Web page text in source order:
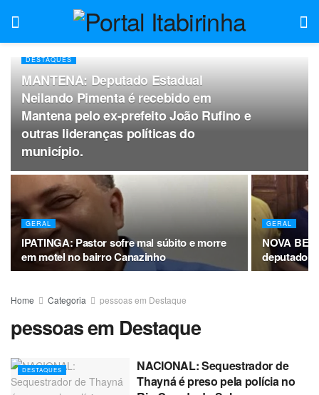
DESTAQUES
MANTENA: Deputado Estadual
Neilando Pimenta é recebido em
Mantena pelo ex-prefeito João Rufino e
outras lideranças políticas do
município.
GERAL
IPATINGA: Pastor sofre mal súbito e morre
em motel no bairro Canazinho
GERAL
NOVA
deputado
Home Categoria pessoas em Destaque
pessoas em Destaque
DESTAQUES
NACIONAL: Sequestrador de
Thayná é preso pela polícia no